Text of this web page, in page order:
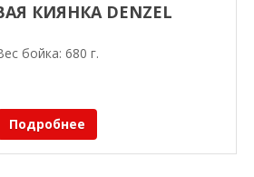
КИЯНКА DENZEL
бойка: 680 г.
Подробнее